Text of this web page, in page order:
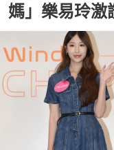
媽」樂易玲激